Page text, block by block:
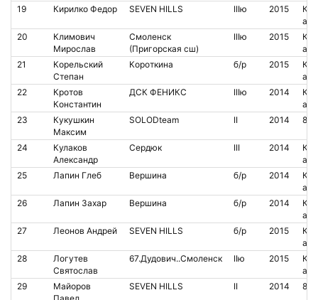
19
Кирилко Федор SEVEN HILLS IIIю 2015
20
Климович
Мирослав
Смоленск
(Пригорская сш)
IIIю 2015
21
Корельский
Степан
Короткина б/р 2015
22
Кротов
Константин
ДСК ФЕНИКС IIIю 2014
23
Кукушкин
Максим
SOLODteam II 2014
24
Кулаков
Александр
Сердюк III 2014
25
Лапин Глеб Вершина б/р 2014
26
Лапин Захар Вершина б/р 2014
27
Леонов Андрей SEVEN HILLS б/р 2015
28
Логутев
Святослав
67.Дудович..Смоленск IIю 2015
29
Майоров
SEVEN HILLS II 2014